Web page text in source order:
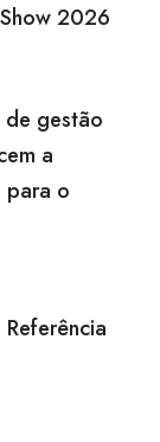
2026
de gestão
a
para o